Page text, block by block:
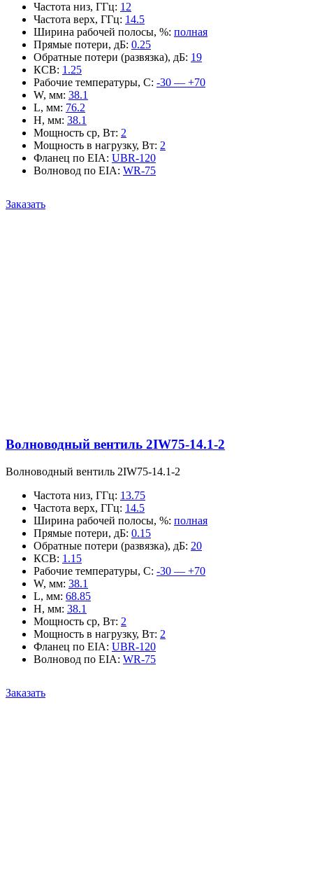
Частота низ, ГГц: 12
Частота верх, ГГц: 14.5
Ширина рабочей полосы, %: полная
Прямые потери, дБ: 0.25
Обратные потери (развязка), дБ: 19
КСВ: 1.25
Рабочие температуры, С: -30 — +70
W, мм: 38.1
L, мм: 76.2
H, мм: 38.1
Мощность ср, Вт: 2
Мощность в нагрузку, Вт: 2
Фланец по EIA: UBR-120
Волновод по EIA: WR-75
Заказать
Волноводный вентиль 2IW75-14.1-2
Волноводный вентиль 2IW75-14.1-2
Частота низ, ГГц: 13.75
Частота верх, ГГц: 14.5
Ширина рабочей полосы, %: полная
Прямые потери, дБ: 0.15
Обратные потери (развязка), дБ: 20
КСВ: 1.15
Рабочие температуры, С: -30 — +70
W, мм: 38.1
L, мм: 68.85
H, мм: 38.1
Мощность ср, Вт: 2
Мощность в нагрузку, Вт: 2
Фланец по EIA: UBR-120
Волновод по EIA: WR-75
Заказать